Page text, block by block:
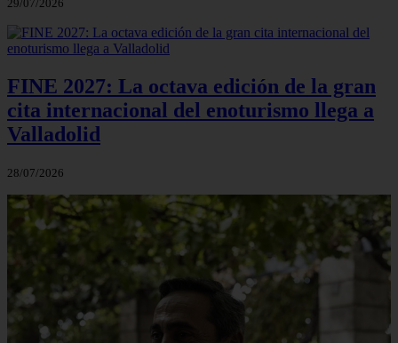
29/07/2026
FINE 2027: La octava edición de la gran
cita internacional del enoturismo llega a
Valladolid
28/07/2026